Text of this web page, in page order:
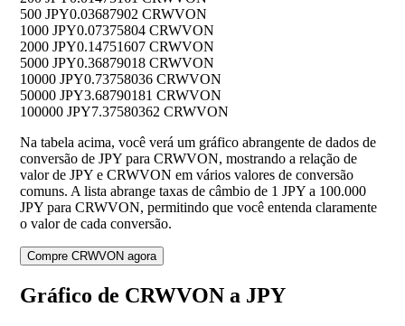
500 JPY0.03687902 CRWVON
1000 JPY0.07375804 CRWVON
2000 JPY0.14751607 CRWVON
5000 JPY0.36879018 CRWVON
10000 JPY0.73758036 CRWVON
50000 JPY3.68790181 CRWVON
100000 JPY7.37580362 CRWVON
Na tabela acima, você verá um gráfico abrangente de dados de
conversão de JPY para CRWVON, mostrando a relação de
valor de JPY e CRWVON em vários valores de conversão
comuns. A lista abrange taxas de câmbio de 1 JPY a 100.000
JPY para CRWVON, permitindo que você entenda claramente
o valor de cada conversão.
Compre CRWVON agora
Gráfico de CRWVON a JPY